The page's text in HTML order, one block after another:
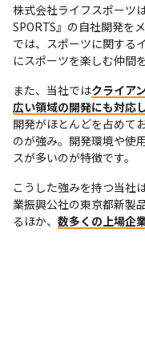
株式会社ライフスポーツ
SPORTS』の自社開発を
では、スポーツに関する
にスポーツを楽しむ仲間
また、当社ではクライア
広い領域の開発にも対応
開発がほとんどを占めて
のが強み。開発環境や使
スが多いのが特徴です。
こうした強みを持つ当社
業振興公社の東京都新製
るほか、 数多くの上場企